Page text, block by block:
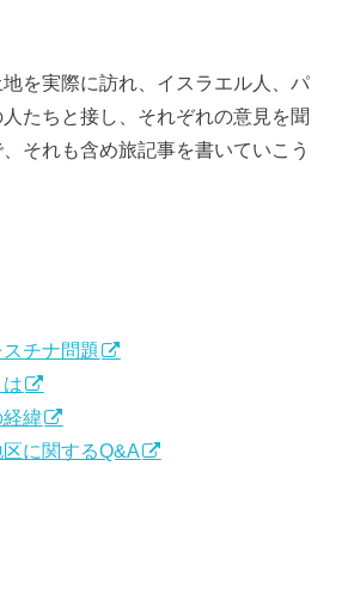
を実際に訪れ、イスラエル人、パ
たちと接し、それぞれの意見を聞
それも含め旅記事を書いていこう
チナ問題
緯
に関するQ&A